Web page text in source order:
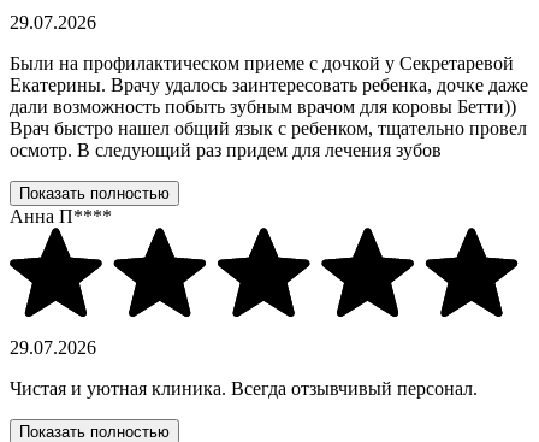
29.07.2026
Были на профилактическом приеме с дочкой у Секретаревой
Екатерины. Врачу удалось заинтересовать ребенка, дочке даже
дали возможность побыть зубным врачом для коровы Бетти))
Врач быстро нашел общий язык с ребенком, тщательно провел
осмотр. В следующий раз придем для лечения зубов
Показать полностью
Анна П****
29.07.2026
Чистая и уютная клиника. Всегда отзывчивый персонал.
Показать полностью